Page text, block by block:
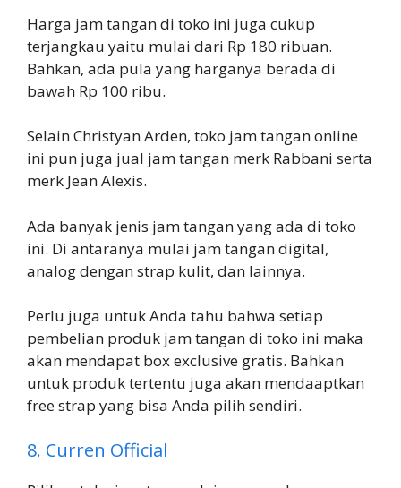
Harga jam tangan di toko ini juga cukup
terjangkau yaitu mulai dari Rp 180 ribuan.
Bahkan, ada pula yang harganya berada di
bawah Rp 100 ribu.
Selain Christyan Arden, toko jam tangan online
ini pun juga jual jam tangan merk Rabbani serta
merk Jean Alexis.
Ada banyak jenis jam tangan yang ada di toko
ini. Di antaranya mulai jam tangan digital,
analog dengan strap kulit, dan lainnya.
Perlu juga untuk Anda tahu bahwa setiap
pembelian produk jam tangan di toko ini maka
akan mendapat box exclusive gratis. Bahkan
untuk produk tertentu juga akan mendaaptkan
free strap yang bisa Anda pilih sendiri.
8. Curren Official